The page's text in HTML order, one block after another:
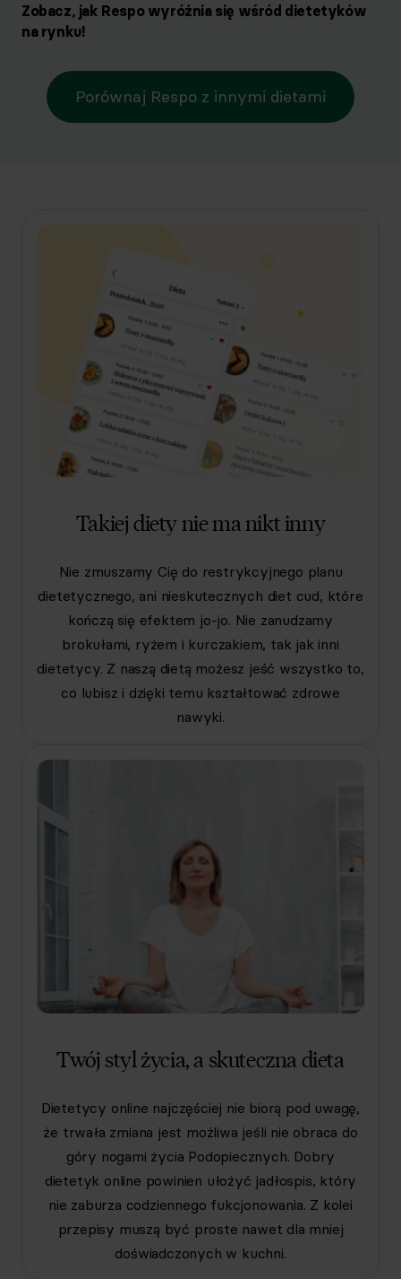
Zobacz, jak Respo wyróżnia się wśród dietetyków
na rynku!
Porównaj Respo z innymi dietami
Takiej diety nie ma nikt inny
Nie zmuszamy Cię do restrykcyjnego planu
dietetycznego, ani nieskutecznych diet cud, które
kończą się efektem jo-jo. Nie zanudzamy
brokułami, ryżem i kurczakiem, tak jak inni
dietetycy. Z naszą dietą możesz jeść wszystko to,
co lubisz i dzięki temu kształtować zdrowe
nawyki.
Twój styl życia, a skuteczna dieta
Dietetycy online najczęściej nie biorą pod uwagę,
że trwała zmiana jest możliwa jeśli nie obraca do
góry nogami życia Podopiecznych. Dobry
dietetyk online powinien ułożyć jadłospis, który
nie zaburza codziennego fukcjonowania. Z kolei
przepisy muszą być proste nawet dla mniej
doświadczonych w kuchni.